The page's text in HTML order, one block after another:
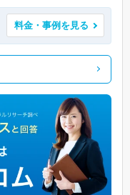
料金・事例を見る